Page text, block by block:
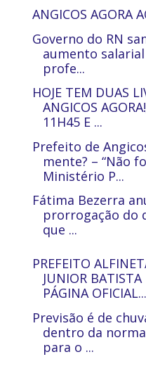
ANGICOS AGORA
Governo do RN
aumento
profe...
HOJE TEM DUAS
ANGICOS
11H45 E ...
Prefeito de
mente? – “Não
Ministério P...
Fátima Bezerra
prorrogação do
que ...
PREFEITO
JUNIOR BATISTA
PÁGINA OFICIAL...
Previsão é de
dentro da
para o ...